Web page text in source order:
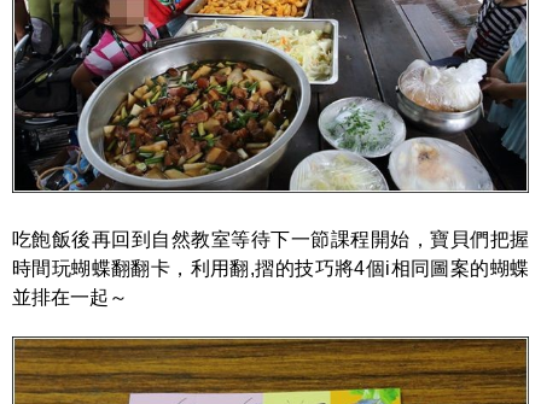
吃飽飯後再回到自然教室等待下一節課程開始，寶貝們把握
時間玩蝴蝶翻翻卡，利用翻,摺的技巧將4個i相同圖案的蝴蝶
並排在一起～